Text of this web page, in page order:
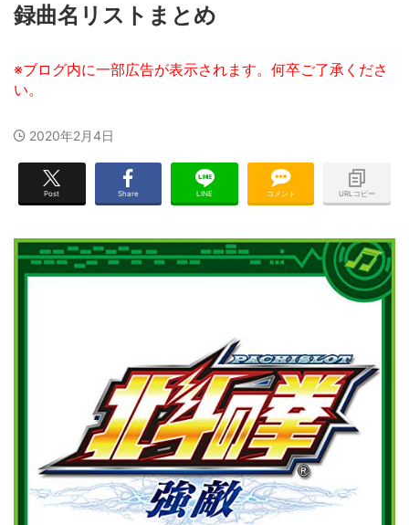
録曲名リストまとめ
2020年2月4日
Post Share LINE コメント URLコピー